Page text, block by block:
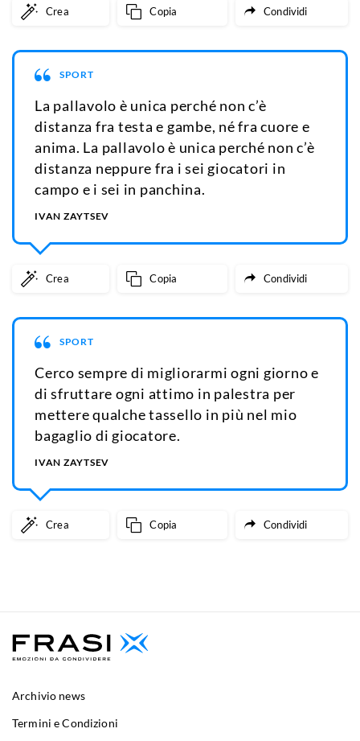
Crea Copia Condividi
SPORT
La pallavolo è unica perché non c’è
distanza fra testa e gambe, né fra cuore e
anima. La pallavolo è unica perché non c’è
distanza neppure fra i sei giocatori in
campo e i sei in panchina.
IVAN ZAYTSEV
Crea Copia Condividi
SPORT
Cerco sempre di migliorarmi ogni giorno e
di sfruttare ogni attimo in palestra per
mettere qualche tassello in più nel mio
bagaglio di giocatore.
IVAN ZAYTSEV
Crea Copia Condividi
Archivio news
Termini e Condizioni